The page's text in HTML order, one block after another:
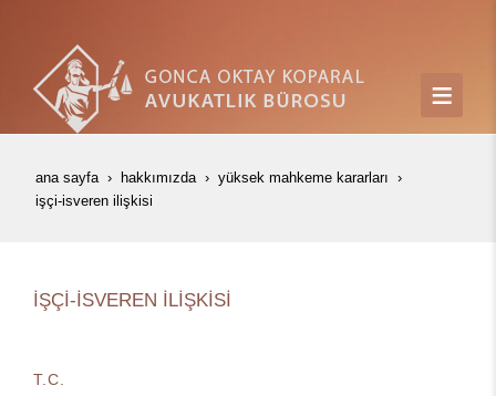
ana sayfa hakkımızda
yüksek mahkeme kararları
i̇şçi̇-i̇sveren i̇li̇şki̇si̇
İŞÇİ-İSVEREN İLİŞKİSİ
T.C.